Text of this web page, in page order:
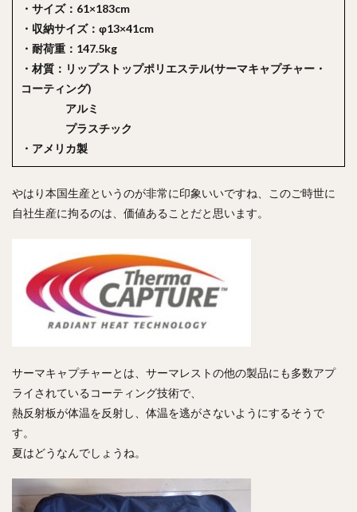
・サイズ：61×183cm
・収納サイズ：φ13×41cm
・耐荷重：147.5kg
・材質：リップストップポリエステル(サーマキャプチャー・
コーティング)
アルミ
プラスチック
・アメリカ製
やはり本国生産というのが非常に印象いいですね、このご時世に
自社生産に拘るのは、価値あることだと思います。
サーマキャプチャーとは、サーマレストの他の製品にも多数アプ
ライされているコーティング技術で、
熱反射板が体温を反射し、体温を逃がさないようにするそうで
す。
夏はどうなんでしょうね。